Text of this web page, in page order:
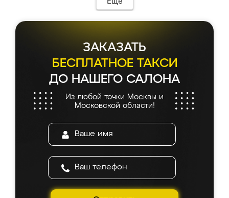
ЗАКАЗАТЬ
БЕСПЛАТНОЕ ТАКСИ
ДО НАШЕГО САЛОНА
Из любой точки Москвы и
Московской области!